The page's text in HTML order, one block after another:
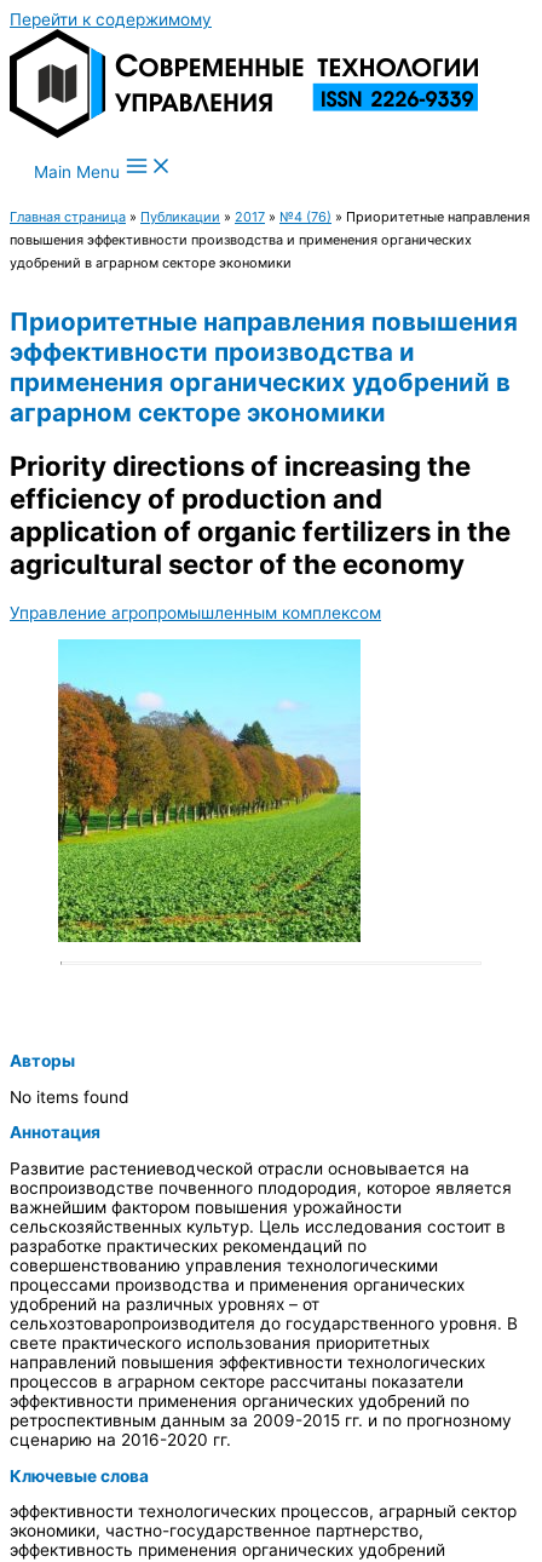
Перейти к содержимому
Main Menu
Главная страница » Публикации » 2017 » №4 (76) » Приоритетные направления
повышения эффективности производства и применения органических
удобрений в аграрном секторе экономики
Приоритетные направления повышения
эффективности производства и
применения органических удобрений в
аграрном секторе экономики
Priority directions of increasing the
efficiency of production and
application of organic fertilizers in the
agricultural sector of the economy
Управление агропромышленным комплексом
Авторы
No items found
Аннотация
Развитие растениеводческой отрасли основывается на
воспроизводстве почвенного плодородия, которое является
важнейшим фактором повышения урожайности
сельскозяйственных культур. Цель исследования состоит в
разработке практических рекомендаций по
совершенствованию управления технологическими
процессами производства и применения органических
удобрений на различных уровнях – от
сельхозтоваропроизводителя до государственного уровня. В
свете практического использования приоритетных
направлений повышения эффективности технологических
процессов в аграрном секторе рассчитаны показатели
эффективности применения органических удобрений по
ретроспективным данным за 2009-2015 гг. и по прогнозному
сценарию на 2016-2020 гг.
Ключевые слова
эффективности технологических процессов, аграрный сектор
экономики, частно-государственное партнерство,
эффективность применения органических удобрений